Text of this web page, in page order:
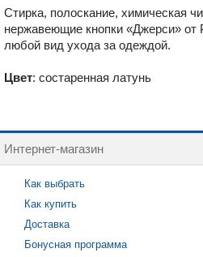
Стирка, полоскание, химическая
нержавеющие кнопки «Джерси» от
любой вид ухода за одеждой.
Цвет: состаренная латунь
Интернет-магазин
Как выбрать
Как купить
Доставка
Бонусная программа